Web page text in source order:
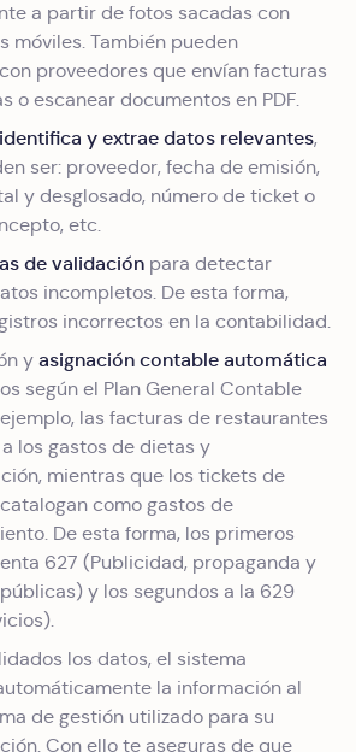
a partir de fotos sacadas con
móviles. También pueden
proveedores que envían facturas
o escanear documentos en PDF.
identifica y extrae datos relevantes,
ser: proveedor, fecha de emisión,
y desglosado, número de ticket o
etc.
de validación para detectar
incompletos. De esta forma,
incorrectos en la contabilidad.
y asignación contable automática
según el Plan General Contable
ejemplo, las facturas de restaurantes
los gastos de dietas y
mientras que los tickets de
como gastos de
De esta forma, los primeros
627 (Publicidad, propaganda y
y los segundos a la 629
los datos, el sistema
la información al
de gestión utilizado para su
Con ello te aseguras de que